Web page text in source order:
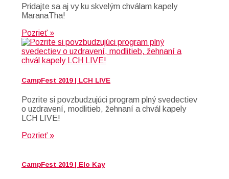
Pridajte sa aj vy ku skvelým chválam kapely
MaranaTha!
Pozrieť »
CampFest 2019 | LCH LIVE
Pozrite si povzbudzujúci program plný svedectiev
o uzdravení, modlitieb, žehnaní a chvál kapely
LCH LIVE!
Pozrieť »
CampFest 2019 | Elo Kay